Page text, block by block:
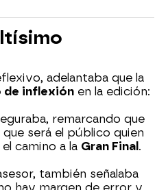
adelantaba que la
de inflexión en la edición:
remarcando que
será el público quien
camino a la Gran Final .
también señalaba